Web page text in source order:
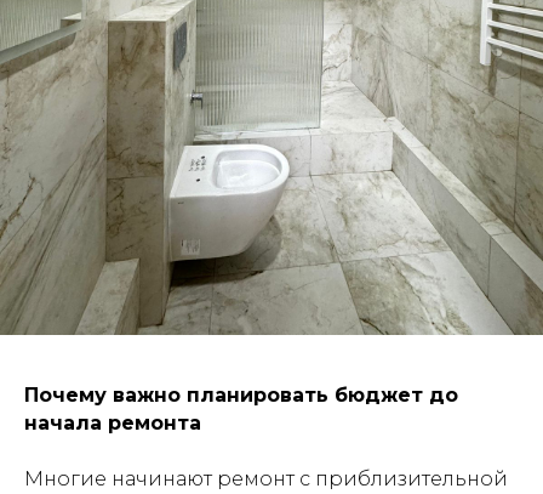
Почему важно планировать бюджет до
начала ремонта
Многие начинают ремонт с приблизительной